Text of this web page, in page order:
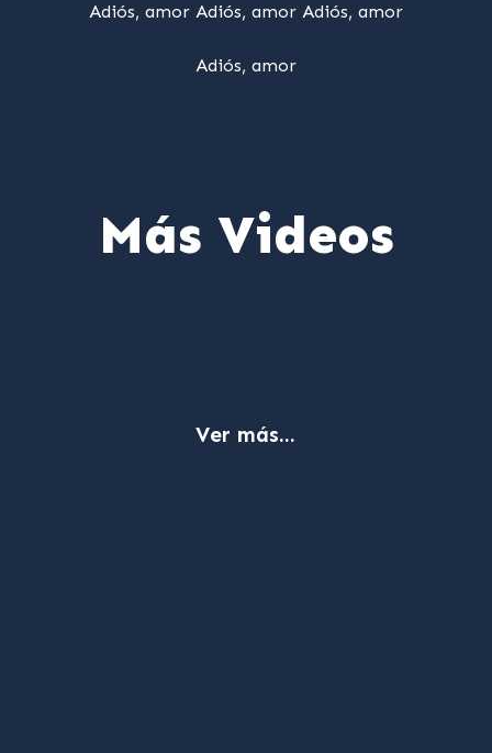
Adiós, amor Adiós, amor Adiós, amor
Adiós, amor
Más Videos
Ver más...